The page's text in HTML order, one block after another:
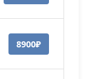
8900₽